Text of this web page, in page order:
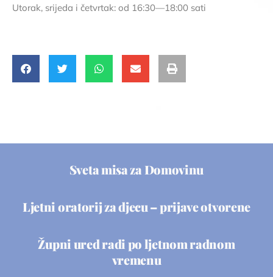
Utorak, srijeda i četvrtak: od 16:30—18:00 sati
Sveta misa za Domovinu
Ljetni oratorij za djecu – prijave otvorene
Župni ured radi po ljetnom radnom
vremenu